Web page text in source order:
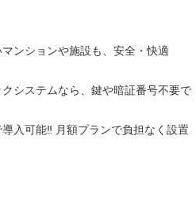
ンションや施設も、安全・快適
システムなら、鍵や暗証番号不要で
入可能‼️ 月額プランで負担なく設置